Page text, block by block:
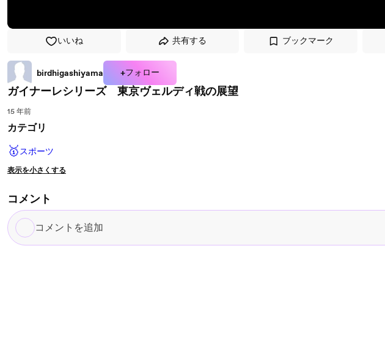
いいね 共有する ブックマーク
birdhigashiyama +フォロー
ガイナーレシリーズ 東京ヴェルディ戦の展望
15 年前
カテゴリ
🥇スポーツ
表示を小さくする
コメント
コ
メ